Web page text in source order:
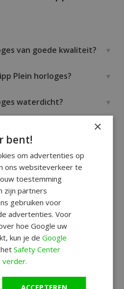
van goede kwaliteit?
Plein horloges?
waterdicht?
van Philipp Plein
duurder dan andere
×
bent!
om advertenties op
ons websiteverkeer te
toestemming
zijn partners
gebruiken voor
advertenties. Voor
hoe Google uw
kun je deGoogle
hetSafety Center
verder.